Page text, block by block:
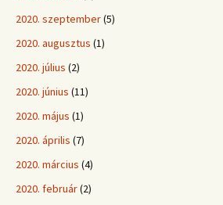
2020. szeptember(5)
2020. augusztus (1)
2020. július (2)
2020. június (11)
2020. május (1)
2020. április (7)
2020. március (4)
2020. február(2)